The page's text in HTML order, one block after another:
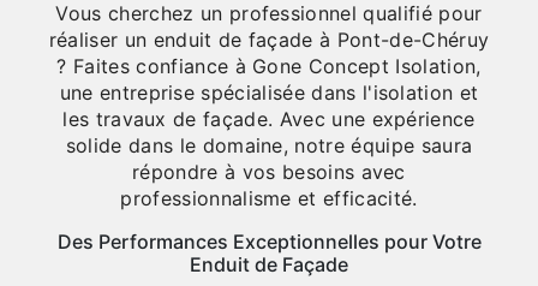
Vous cherchez un professionnel qualifié pour
réaliser un enduit de façade à Pont-de-Chéruy
? Faites confiance à Gone Concept Isolation,
une entreprise spécialisée dans l'isolation et
les travaux de façade. Avec une expérience
solide dans le domaine, notre équipe saura
répondre à vos besoins avec
professionnalisme et efficacité.
Des Performances Exceptionnelles pour Votre
Enduit de Façade